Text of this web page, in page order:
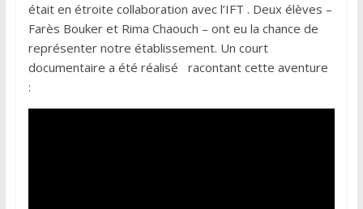
était en étroite collaboration avec l’IFT . Deux élèves –
Farès Bouker et Rima Chaouch – ont eu la chance de
représenter notre établissement. Un court
documentaire a été réalisé racontant cette aventure
: